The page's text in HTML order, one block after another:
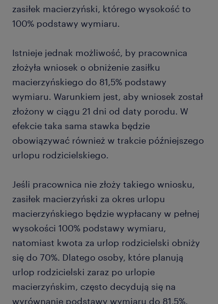
zasiłek macierzyński, którego wysokość to
100% podstawy wymiaru.
Istnieje jednak możliwość, by pracownica
złożyła wniosek o obniżenie zasiłku
macierzyńskiego do 81,5% podstawy
wymiaru. Warunkiem jest, aby wniosek został
złożony w ciągu 21 dni od daty porodu. W
efekcie taka sama stawka będzie
obowiązywać również w trakcie późniejszego
urlopu rodzicielskiego.
Jeśli pracownica nie złoży takiego wniosku,
zasiłek macierzyński za okres urlopu
macierzyńskiego będzie wypłacany w pełnej
wysokości 100% podstawy wymiaru,
natomiast kwota za urlop rodzicielski obniży
się do 70%. Dlatego osoby, które planują
urlop rodzicielski zaraz po urlopie
macierzyńskim, często decydują się na
wyrównanie podstawy wymiaru do 81,5%.